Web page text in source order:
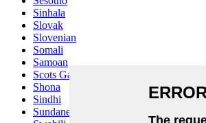
Sinhala
Slovak
Slovenian
Somali
Samoan
Scots Gaelic
Shona
Sindhi
Sundanese